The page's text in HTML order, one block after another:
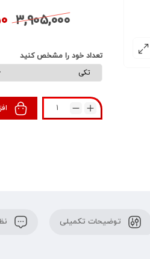
۳,۹۰۵,۰۰۰
تعداد خود را مشخص کنید
توضیحات تکمیلی